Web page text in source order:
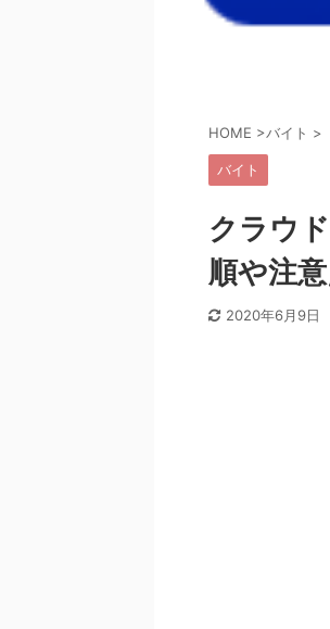
HOME >バイト >
バイト
クラウ
順や注
2020年6月9日